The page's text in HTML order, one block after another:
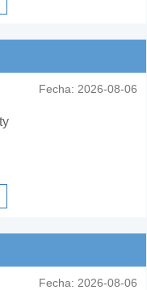
Fecha: 2026-08-06
Fecha: 2026-08-06